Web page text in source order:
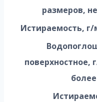
размеров,
Истираемость, г/
поверхностное,
более